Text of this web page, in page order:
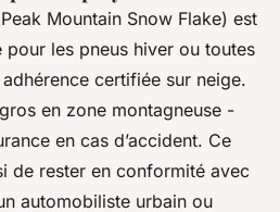
Mountain Snow Flake) est
les pneus hiver ou toutes
certifiée sur neige.
en zone montagneuse -
en cas d’accident. Ce
de rester en conformité avec
automobiliste urbain ou